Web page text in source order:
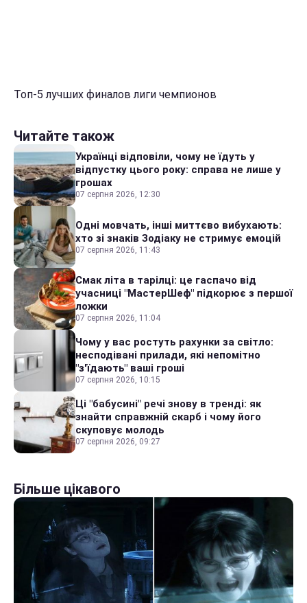
Топ-5 лучших финалов лиги чемпионов
Читайте також
Українці відповіли, чому не їдуть у
відпустку цього року: справа не лише у
грошах
07 серпня 2026, 12:30
Одні мовчать, інші миттєво вибухають:
хто зі знаків Зодіаку не стримує емоцій
07 серпня 2026, 11:43
Смак літа в тарілці: це гаспачо від
учасниці "МастерШеф" підкорює з першої
ложки
07 серпня 2026, 11:04
Чому у вас ростуть рахунки за світло:
несподівані прилади, які непомітно
"з'їдають" ваші гроші
07 серпня 2026, 10:15
Ці "бабусині" речі знову в тренді: як
знайти справжній скарб і чому його
скуповує молодь
07 серпня 2026, 09:27
Більше цікавого